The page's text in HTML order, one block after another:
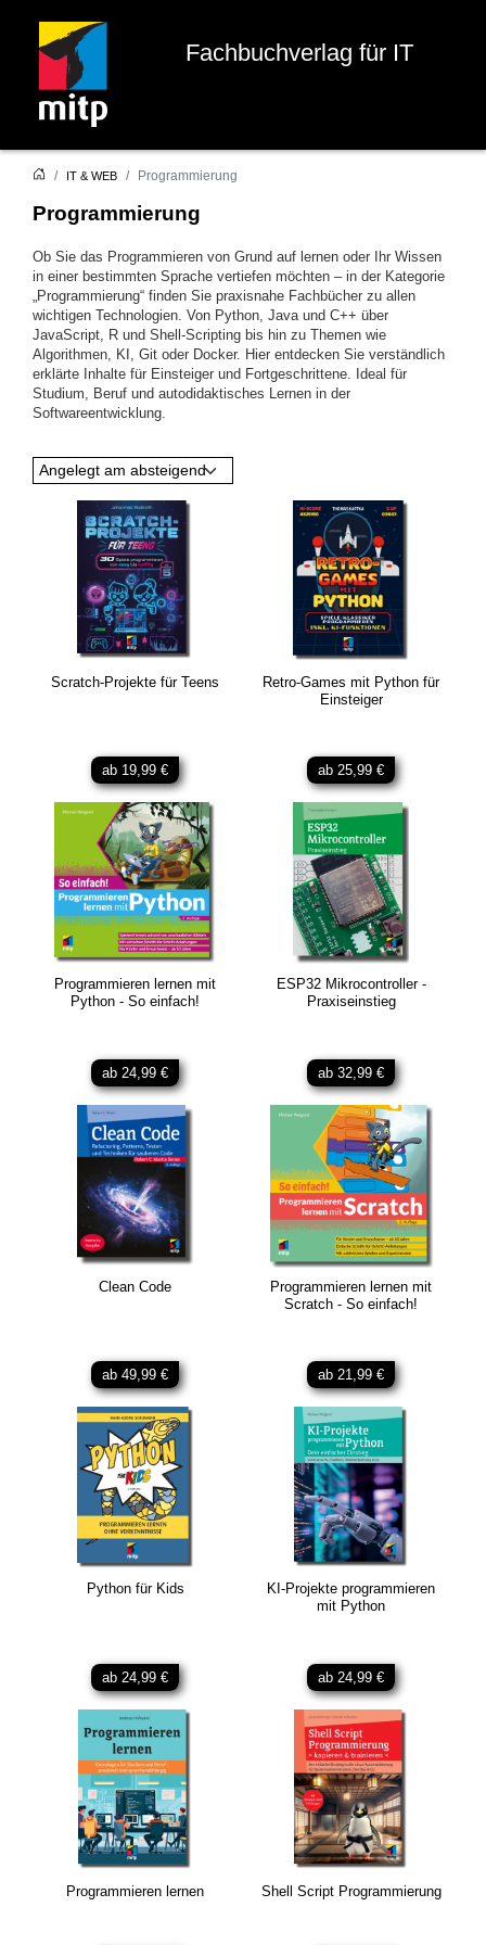
Fachbuchverlag für IT
IT & WEB Programmierung
Programmierung
Ob Sie das Programmieren von Grund auf lernen oder Ihr Wissen
in einer bestimmten Sprache vertiefen möchten – in der Kategorie
„Programmierung“ finden Sie praxisnahe Fachbücher zu allen
wichtigen Technologien. Von Python, Java und C++ über
JavaScript, R und Shell-Scripting bis hin zu Themen wie
Algorithmen, KI, Git oder Docker. Hier entdecken Sie verständlich
erklärte Inhalte für Einsteiger und Fortgeschrittene. Ideal für
Studium, Beruf und autodidaktisches Lernen in der
Softwareentwicklung.
Angelegt am absteigend
Scratch-Projekte für Teens
ab 19,99 €
Retro-Games mit Python für
Einsteiger
ab 25,99 €
Programmieren lernen mit
Python - So einfach!
ab 24,99 €
ESP32 Mikrocontroller -
Praxiseinstieg
ab 32,99 €
Clean Code
ab 49,99 €
Programmieren lernen mit
Scratch - So einfach!
ab 21,99 €
Python für Kids
ab 24,99 €
KI-Projekte programmieren
mit Python
ab 24,99 €
Programmieren lernen Shell Script Programmierung